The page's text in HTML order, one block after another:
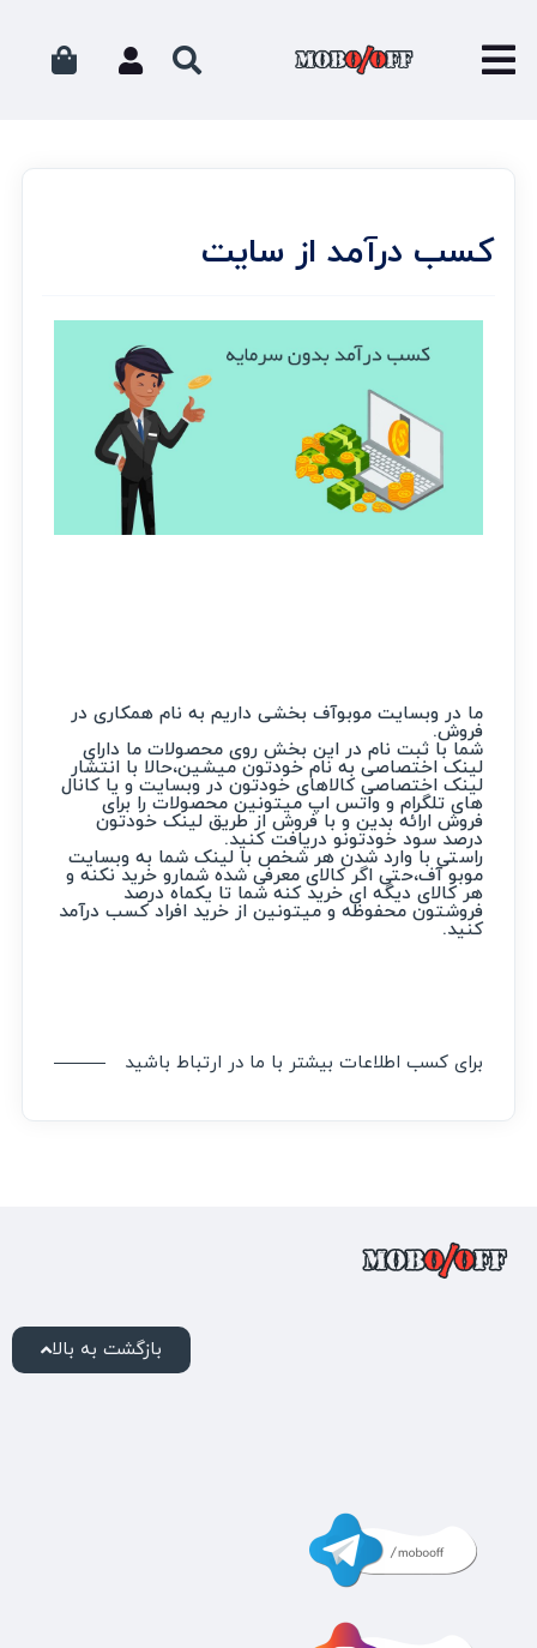
کسب درآمد از سایت
ما در وبسایت موبوآف بخشی داریم به نام همکاری در
فروش.
شما با ثبت نام در این بخش روی محصولات ما دارای
لینک اختصاصی به نام خودتون میشین،حالا با انتشار
لینک اختصاصی کالاهای خودتون در وبسایت و یا کانال
های تلگرام و واتس اپ میتونین محصولات را برای
فروش ارائه بدین و با فروش از طریق لینک خودتون
درصد سود خودتونو دریافت کنید.
راستی با وارد شدن هر شخص با لینک شما به وبسایت
موبو آف،حتی اگر کالای معرفی شده شمارو خرید نکنه و
هر کالای دیگه ای خرید کنه شما تا یکماه درصد
فروشتون محفوظه و میتونین از خرید افراد کسب درآمد
کنید.
برای کسب اطلاعات بیشتر با ما در ارتباط باشید
بازگشت به بالا